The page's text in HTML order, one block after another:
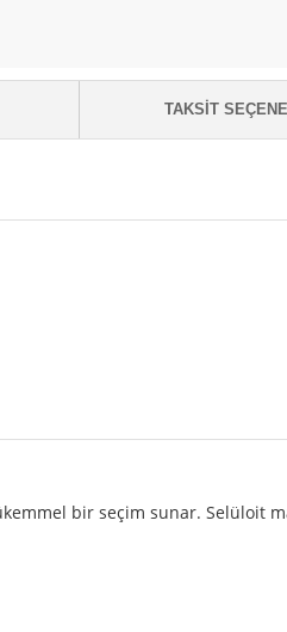
TAKSIT
bir seçim sunar. Selüloit